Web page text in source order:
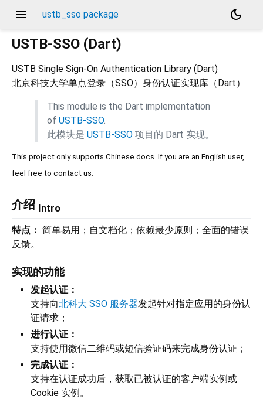
menu ustb_sso package
dark_mode
USTB-SSO (Dart)
USTB Single Sign-On Authentication Library (Dart)
北京科技大学单点登录（SSO）身份认证实现库（Dart）
This module is the Dart implementation
of USTB-SSO.
此模块是 USTB-SSO 项目的 Dart 实现。
This project only supports Chinese docs. If you are an English user,
feel free to contact us.
介绍 Intro
特点： 简单易用；自文档化；依赖最少原则；全面的错误
反馈。
实现的功能
发起认证：
支持向北科大 SSO 服务器发起针对指定应用的身份认
证请求；
进行认证：
支持使用微信二维码或短信验证码来完成身份认证；
完成认证：
支持在认证成功后，获取已被认证的客户端实例或
Cookie 实例。